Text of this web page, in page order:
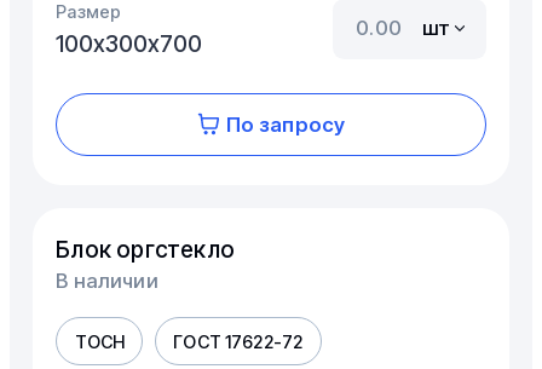
Размер
100х300х700
шт
По запросу
Блок оргстекло
В наличии
ТОСН ГОСТ 17622-72